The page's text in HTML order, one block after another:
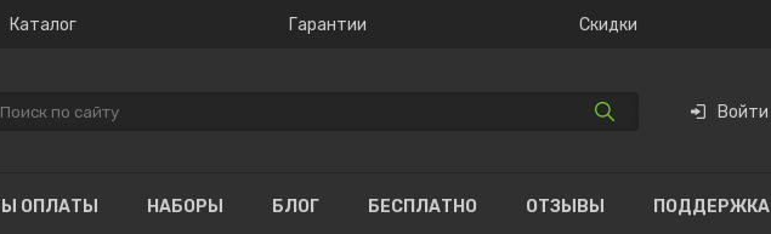
Каталог Гарантии Скидки
Войти
ОПЛАТЫ НАБОРЫ БЛОГ БЕСПЛАТНО ОТЗЫВЫ ПОДДЕРЖКА